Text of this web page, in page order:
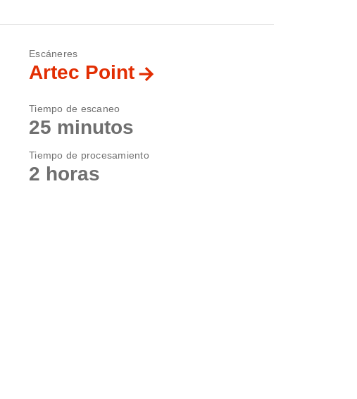
Escáneres
Artec Point
Tiempo de escaneo
25 minutos
Tiempo de procesamiento
2 horas